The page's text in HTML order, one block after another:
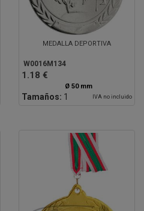
MEDALLA DEPORTIVA
W0016M134
1.18 €
Ø 50 mm
Tamaños: 1 IVA no incluido